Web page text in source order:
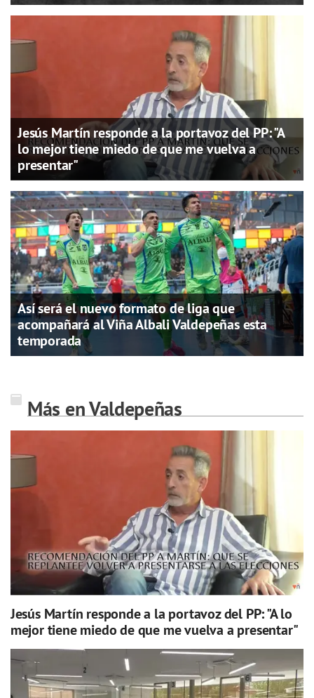
Jesús Martín responde a la portavoz del PP: "A
lo mejor tiene miedo de que me vuelva a
presentar"
Así será el nuevo formato de liga que
acompañará al Viña Albali Valdepeñas esta
temporada
Más en Valdepeñas
Jesús Martín responde a la portavoz del PP: "A lo
mejor tiene miedo de que me vuelva a presentar"